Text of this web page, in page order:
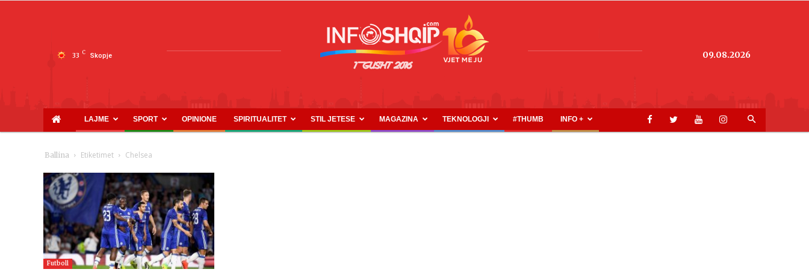
33 C Skopje
INFOSHQIP.COM
09.08.2026
LAJME SPORT OPINIONE SPIRITUALITET STIL JETESE MAGAZINA TEKNOLOGJI #THUMB INFO +
Ballina Etiketimet Chelsea
Futboll